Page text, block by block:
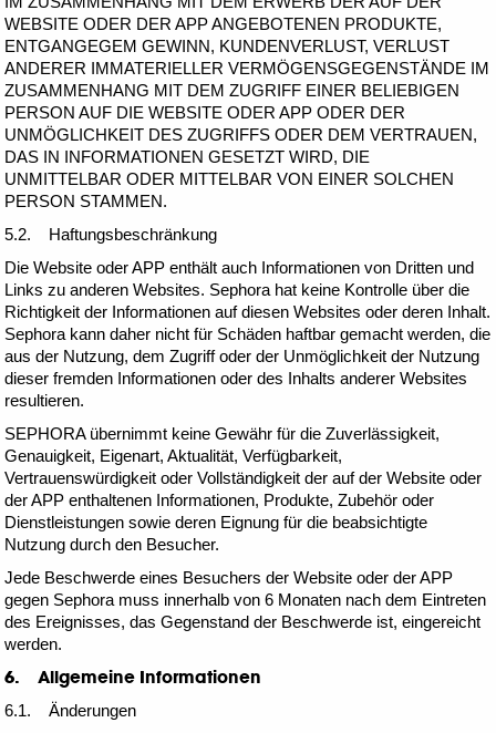
WEBSITE ODER DER APP ANGEBOTENEN PRODUKTE,
ENTGANGEGEM GEWINN, KUNDENVERLUST, VERLUST
ANDERER IMMATERIELLER VERMÖGENSGEGENSTÄNDE IM
ZUSAMMENHANG MIT DEM ZUGRIFF EINER BELIEBIGEN
PERSON AUF DIE WEBSITE ODER APP ODER DER
UNMÖGLICHKEIT DES ZUGRIFFS ODER DEM VERTRAUEN,
DAS IN INFORMATIONEN GESETZT WIRD, DIE
UNMITTELBAR ODER MITTELBAR VON EINER SOLCHEN
PERSON STAMMEN.
5.2. Haftungsbeschränkung
Die Website oder APP enthält auch Informationen von Dritten und
Links zu anderen Websites. Sephora hat keine Kontrolle über die
Richtigkeit der Informationen auf diesen Websites oder deren Inhalt.
Sephora kann daher nicht für Schäden haftbar gemacht werden, die
aus der Nutzung, dem Zugriff oder der Unmöglichkeit der Nutzung
dieser fremden Informationen oder des Inhalts anderer Websites
resultieren.
SEPHORA übernimmt keine Gewähr für die Zuverlässigkeit,
Genauigkeit, Eigenart, Aktualität, Verfügbarkeit,
Vertrauenswürdigkeit oder Vollständigkeit der auf der Website oder
der APP enthaltenen Informationen, Produkte, Zubehör oder
Dienstleistungen sowie deren Eignung für die beabsichtigte
Nutzung durch den Besucher.
Jede Beschwerde eines Besuchers der Website oder der APP
gegen Sephora muss innerhalb von 6 Monaten nach dem Eintreten
des Ereignisses, das Gegenstand der Beschwerde ist, eingereicht
werden.
6. Allgemeine Informationen
6.1. Änderungen